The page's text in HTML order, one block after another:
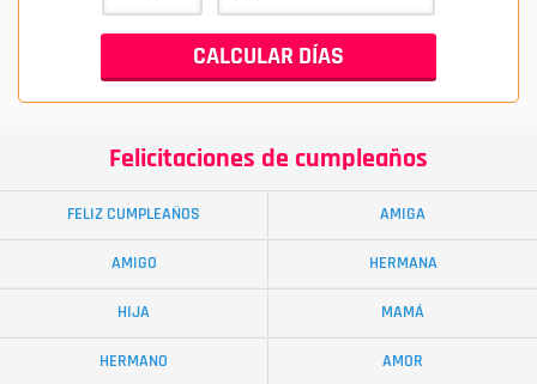
Felicitaciones de cumpleaños
FELIZ CUMPLEAÑOS AMIGA
AMIGO HERMANA
HIJA MAMÁ
HERMANO AMOR